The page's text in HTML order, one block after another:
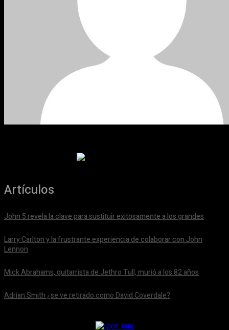
Artículos
John 5 revela la clave para sustituir exitosamente a los grandes
Larry Carlton y la frustrante experiencia de colaborar con John
Lennon
Mick Abrahams, guitarrista de Jethro Tull, murió a los 82 años
Adrian Smith ¿se ve retirado como David Coverdale?